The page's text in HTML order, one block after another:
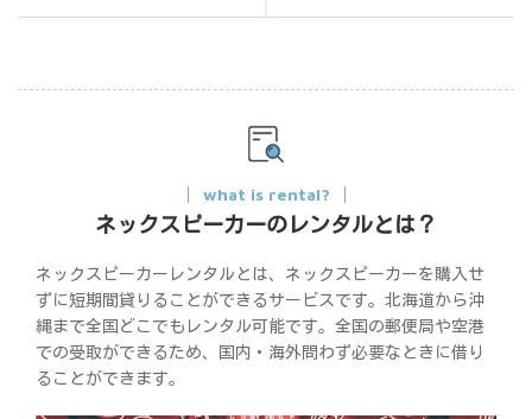
what is rental?
ネックスピーカーのレンタルとは？
ネックスピーカーレンタルとは、ネックスピーカーを購入せ
ずに短期間貸りることができるサービスです。北海道から沖
縄まで全国どこでもレンタル可能です。全国の郵便局や空港
での受取ができるため、国内・海外問わず必要なときに借り
ることができます。